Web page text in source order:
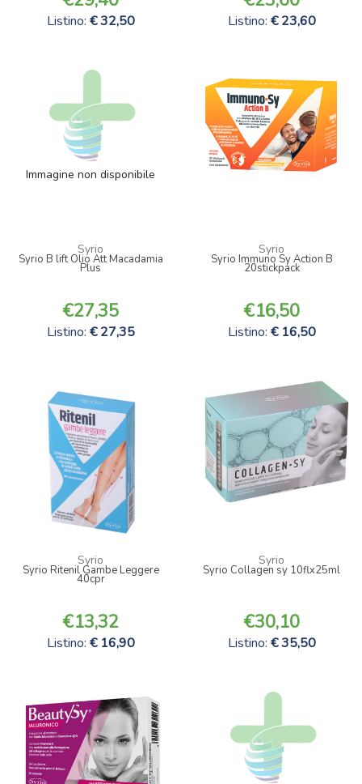
Listino: 32,50 Listino: 23,60
Immagine non disponibile
Syrio
Syrio B lift Olio Att Macadamia
Plus
27,35
Listino: 27,35
Syrio
Syrio Immuno Sy Action B
20stickpack
16,50
Listino: 16,50
Syrio
Syrio Ritenil Gambe Leggere
40cpr
13,32
Listino: 16,90
Syrio
Syrio Collagen sy 10flx25ml
30,10
Listino: 35,50